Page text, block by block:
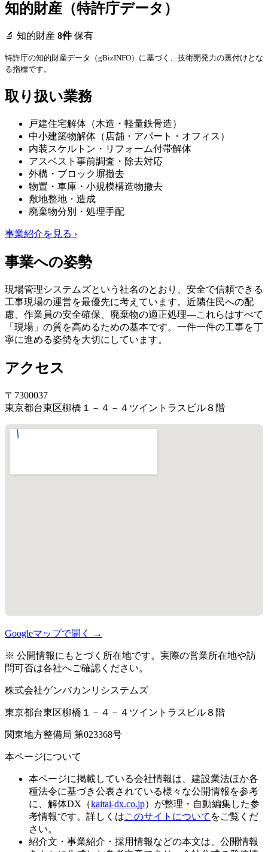
知的財産（特許庁データ）
🔬 知的財産 8件保有
特許庁の知的財産データ（gBizINFO）に基づく、技術開発力の裏付けとな
る指標です。
取り扱い業務
戸建住宅解体（木造・軽量鉄骨造）
中小建築物解体（店舗・アパート・オフィス）
内装スケルトン・リフォーム付帯解体
アスベスト事前調査・除去対応
外構・ブロック塀撤去
物置・車庫・小規模構造物撤去
敷地整地・造成
廃棄物分別・処理手配
事業紹介を見る ›
事業への姿勢
現場管理システムズという社名のとおり、安全で信頼できる
工事現場の運営を最優先に考えています。近隣住民への配
慮、作業員の安全確保、廃棄物の適正処理—これらはすべて
「現場」の質を高めるための基本です。一件一件の工事を丁
寧に進める姿勢を大切にしています。
アクセス
〒7300037
東京都台東区柳橋１－４－４ツイントラスビル８階
Googleマップで開く →
※ 公開情報にもとづく所在地です。実際の営業所在地や訪
問可否は各社へご確認ください。
株式会社ゲンバカンリシステムズ
東京都台東区柳橋１－４－４ツイントラスビル８階
関東地方整備局 第023368号
本ページについて
本ページに掲載している会社情報は、建設業法ほか各
種法令に基づき公表されている様々な公開情報を参考
に、解体DX（kaitai-dx.co.jp）が整理・自動編集した参
考情報です。詳しくはこのサイトについて をご覧くだ
さい。
紹介文・事業紹介・採用情報などの本文は、公開情報